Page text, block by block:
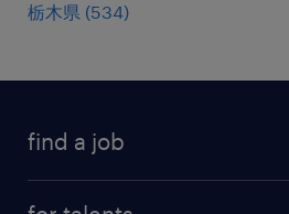
栃木県 (534)
find a job